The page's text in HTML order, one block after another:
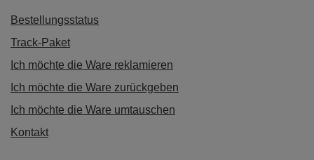
Bestellungsstatus
Track-Paket
Ich möchte die Ware reklamieren
Ich möchte die Ware zurückgeben
Ich möchte die Ware umtauschen
Kontakt